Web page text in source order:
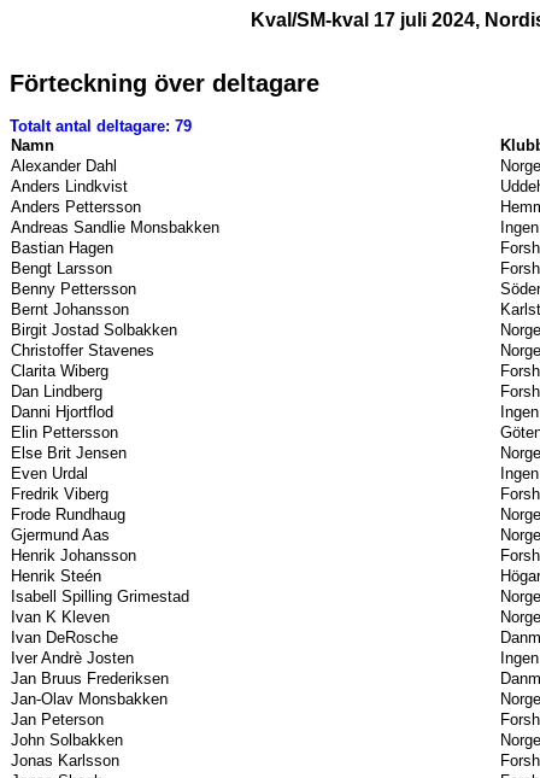
Kval/SM-kval 17 juli 2024,
Förteckning över deltagare
Totalt antal deltagare: 79
Namn
Alexander Dahl
Norge
Anders Lindkvist
Anders Pettersson
Andreas Sandlie Monsbakken
Bastian Hagen
Bengt Larsson
Benny Pettersson
Bernt Johansson
Birgit Jostad Solbakken
Norge
Christoffer Stavenes
Norge
Clarita Wiberg
Dan Lindberg
Danni Hjortflod
Elin Pettersson
Else Brit Jensen
Norge
Even Urdal
Fredrik Viberg
Frode Rundhaug
Norge
Gjermund Aas
Norge
Henrik Johansson
Henrik Steén
Isabell Spilling Grimestad
Norge
Ivan K Kleven
Norge
Ivan DeRosche
Iver Andrè Josten
Jan Bruus Frederiksen
Jan-Olav Monsbakken
Norge
Jan Peterson
John Solbakken
Norge
Jonas Karlsson